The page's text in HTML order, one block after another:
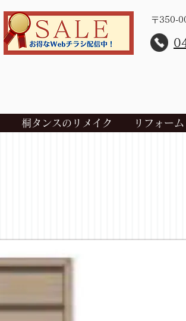
〒350-
桐タンスのリメイク リフォーム